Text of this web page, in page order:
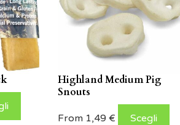
Highland Medium Pig
Snouts
From 1,49 € Scegli